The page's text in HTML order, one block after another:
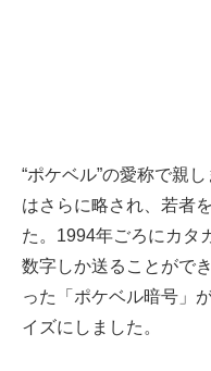
“ポケベル”の愛称で親
はさらに略され、若者
た。1994年ごろにカタ
数字しか送ることがで
った「ポケベル暗号」
イズにしました。